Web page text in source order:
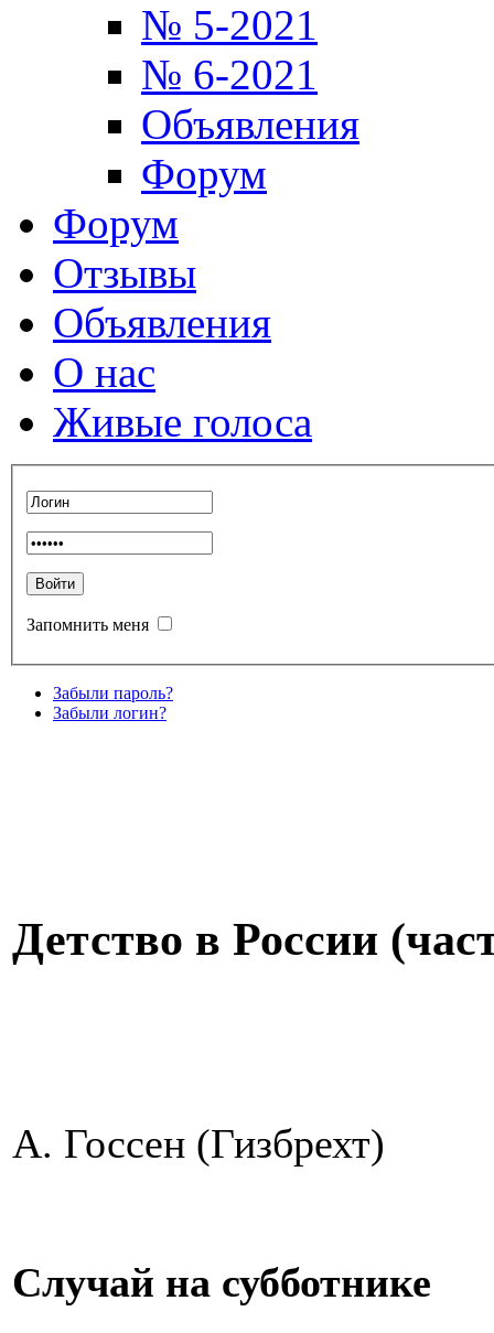
№ 5-2021
№ 6-2021
Объявления
Форум
Форум
Отзывы
Объявления
О нас
Живые голоса
Запомнить меня
Забыли пароль?
Забыли логин?
Детство в России
А. Госсен (Гизбрехт)
Случай на субботнике